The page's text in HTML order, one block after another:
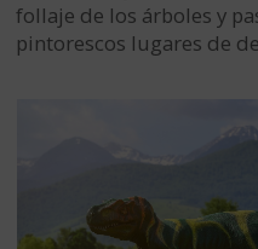
follaje de los árboles y
pintorescos lugares de